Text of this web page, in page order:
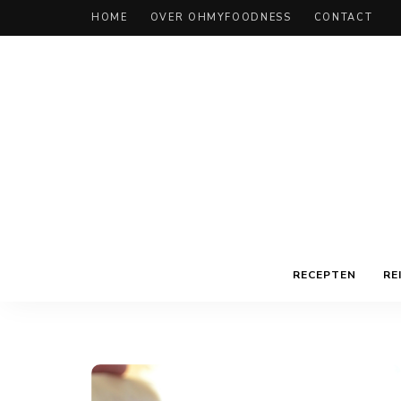
HOME OVER OHMYFOODNESS CONTACT
RECEPTEN